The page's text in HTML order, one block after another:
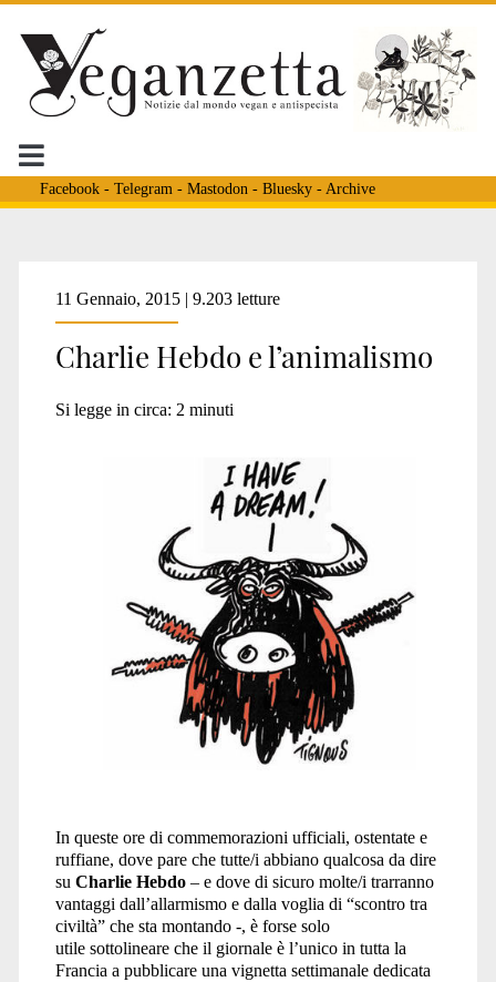
Facebook- Telegram - Mastodon - Bluesky- Archive
Tag:
<span>vignette
animaliste</span>
11 Gennaio, 2015 | 9.203 letture
Charlie Hebdo e l’animalismo
Si legge in circa: 2 minuti
In queste ore di commemorazioni ufficiali, ostentate e
ruffiane, dove pare che tutte/i abbiano qualcosa da dire
su Charlie Hebdo– e dove di sicuro molte/i trarranno
vantaggi dall’allarmismo e dalla voglia di “scontro tra
civiltà” che sta montando -, è forse solo
utile sottolineare che il giornale è l’unico in tutta la
Francia a pubblicare una vignetta settimanale dedicata